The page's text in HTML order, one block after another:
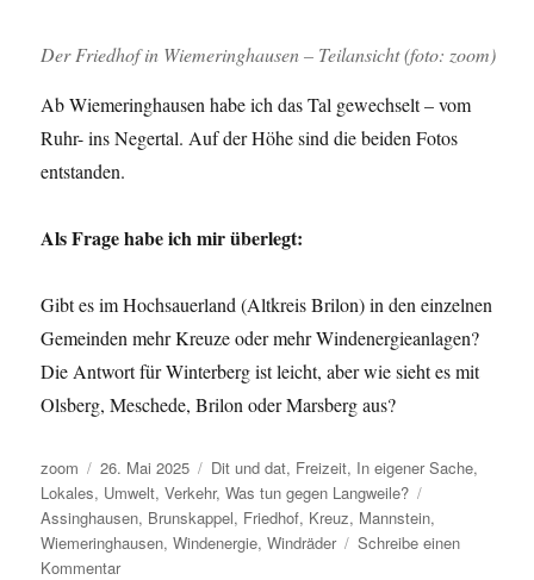
Der Friedhof in Wiemeringhausen – Teilansicht (foto: zoom)
Ab Wiemeringhausen habe ich das Tal gewechselt – vom
Ruhr- ins Negertal. Auf der Höhe sind die beiden Fotos
entstanden.
Als Frage habe ich mir überlegt:
Gibt es im Hochsauerland (Altkreis Brilon) in den einzelnen
Gemeinden mehr Kreuze oder mehr Windenergieanlagen?
Die Antwort für Winterberg ist leicht, aber wie sieht es mit
Olsberg, Meschede, Brilon oder Marsberg aus?
Autor
zoom
Veröffentlicht
am
26. Mai 2025 Kategorien
Dit und dat, Freizeit, In eigener Sache,
Lokales, Umwelt,Verkehr,Was tun gegen Langweile?
Assinghausen, Brunskappel, Friedhof, Kreuz, Mannstein,
Wiemeringhausen,Windenergie,Windräder
Schreibe einen
Kommentarzu